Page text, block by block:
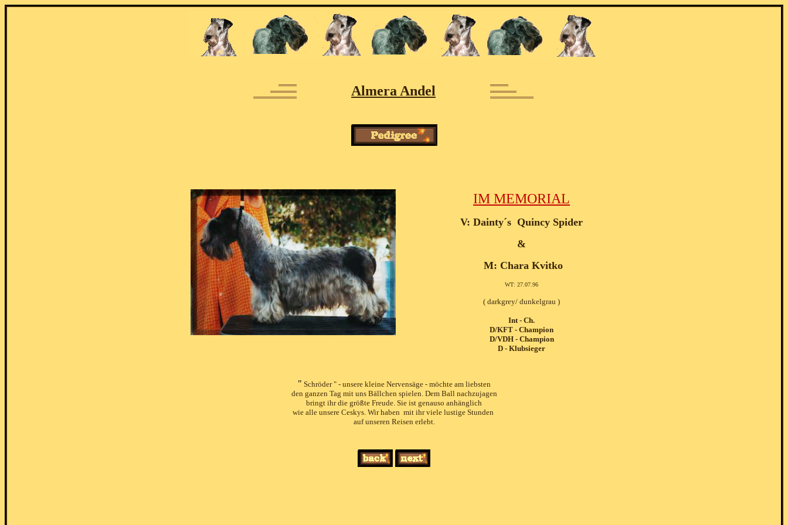
Almera Andel
IM MEMORIAL
V: Dainty´s Quincy Spider
&
M: Chara Kvitko
WT: 27.07.96
( darkgrey/ dunkelgrau )
Int - Ch.
D/KFT - Champion
D/VDH - Champion
D - Klubsieger
" Schröder " - unsere kleine Nervensäge - möchte am liebsten
den ganzen Tag mit uns Bällchen spielen. Dem Ball nachzujagen
bringt ihr die größte Freude. Sie ist genauso anhänglich
wie alle unsere Ceskys. Wir haben mit ihr viele lustige Stunden
auf unseren Reisen erlebt.